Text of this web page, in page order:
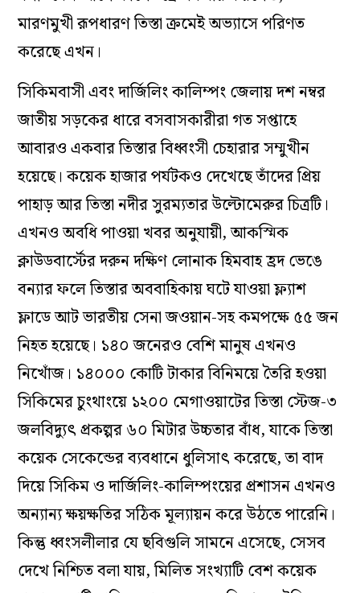
মারণমুখী রূপধারণ তিস্তা ক্রমেই অভ্যাসে পরিণত
করেছে এখন।
সিকিমবাসী এবং দার্জিলিং কালিম্পং জেলায় দশ নম্বর
জাতীয় সড়কের ধারে বসবাসকারীরা গত সপ্তাহে
আবারও একবার তিস্তার বিধ্বংসী চেহারার সম্মুখীন
হয়েছে। কয়েক হাজার পর্যটকও দেখেছে তাঁদের প্রিয়
পাহাড় আর তিস্তা নদীর সুরম্যতার উল্টোমেরুর চিত্রটি।
এখনও অবধি পাওয়া খবর অনুযায়ী, আকস্মিক
ক্লাউডবার্স্টের দরুন দক্ষিণ লোনাক হিমবাহ হ্রদ ভেঙে
বন্যার ফলে তিস্তার অববাহিকায় ঘটে যাওয়া ফ্ল্যাশ
ফ্লাডে আট ভারতীয় সেনা জওয়ান-সহ কমপক্ষে ৫৫ জন
নিহত হয়েছে। ১৪০ জনেরও বেশি মানুষ এখনও
নিখোঁজ। ১৪০০০ কোটি টাকার বিনিময়ে তৈরি হওয়া
সিকিমের চুংথাংয়ে ১২০০ মেগাওয়াটের তিস্তা স্টেজ-৩
জলবিদ্যুৎ প্রকল্পর ৬০ মিটার উচ্চতার বাঁধ, যাকে তিস্তা
কয়েক সেকেন্ডের ব্যবধানে ধুলিসাৎ করেছে, তা বাদ
দিয়ে সিকিম ও দার্জিলিং-কালিম্পংয়ের প্রশাসন এখনও
অন্যান্য ক্ষয়ক্ষতির সঠিক মূল্যায়ন করে উঠতে পারেনি।
কিন্তু ধ্বংসলীলার যে ছবিগুলি সামনে এসেছে, সেসব
দেখে নিশ্চিত বলা যায়, মিলিত সংখ্যাটি বেশ কয়েক